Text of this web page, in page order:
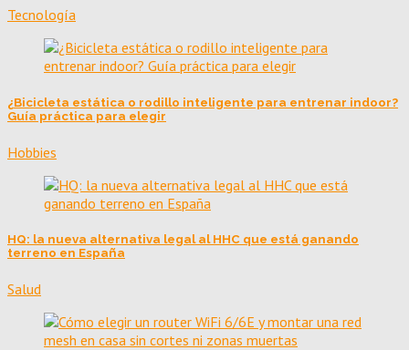
Tecnología
¿Bicicleta estática o rodillo inteligente para entrenar indoor?
Guía práctica para elegir
Hobbies
HQ: la nueva alternativa legal al HHC que está ganando
terreno en España
Salud